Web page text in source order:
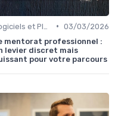
• 03/03/2026
mentorat professionnel :
levier discret mais
pour votre parcours